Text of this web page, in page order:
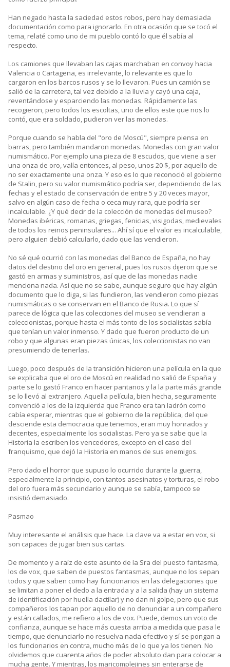
Han negado hasta la saciedad estos robos, pero hay demasiada
documentación como para ignorarlo. En otra ocasión que se tocó el
tema, relaté como uno de mi pueblo contó lo que él sabía al
respecto.
Los camiones que llevaban las cajas marchaban en convoy hacia
Valencia o Cartagena, es irrelevante, lo relevante es que lo
cargaron en los barcos rusos y se lo llevaron. Pues un camión se
salió de la carretera, tal vez debido a la lluvia y cayó una caja,
reventándose y esparciendo las monedas. Rápidamente las
recogieron, pero todos los escoltas, uno de ellos este que nos lo
contó, que era soldado, pudieron ver las monedas.
Porque cuando se habla del "oro de Moscú", siempre piensa en
barras, pero también mandaron monedas. Monedas con gran valor
numismático. Por ejemplo una pieza de 8 escudos, que viene a ser
una onza de oro, valía entonces, al peso, unos 20 $, por aquello de
no ser exactamente una onza. Y eso es lo que reconoció el gobierno
de Stalin, pero su valor numismático podría ser, dependiendo de las
fechas y el estado de conservación de entre 5 y 20 veces mayor,
salvo en algún caso de fecha o ceca muy rara, que podría ser
incalculable. ¿Y qué decir de la colección de monedas del museo?
Monedas ibéricas, romanas, griegas, fenicias, visigodas, medievales
de todos los reinos peninsulares... Ahí sí que el valor es incalculable,
pero alguien debió calcularlo, dado que las vendieron.
No sé qué ocurrió con las monedas del Banco de España, no hay
datos del destino del oro en general, pues los rusos dijeron que se
gastó en armas y suministros, así que de las monedas nadie
menciona nada. Así que no se sabe, aunque seguro que hay algún
documento que lo diga, si las fundieron, las vendieron como piezas
numismáticas o se conservan en el Banco de Rusia. Lo que sí
parece de lógica que las colecciones del museo se vendieran a
coleccionistas, porque hasta el más tonto de los socialistas sabía
que tenían un valor inmenso. Y dado que fueron producto de un
robo y que algunas eran piezas únicas, los coleccionistas no van
presumiendo de tenerlas.
Luego, poco después de la transición hicieron una película en la que
se explicaba que el oro de Moscú en realidad no salió de España y
parte se lo gastó Franco en hacer pantanos y la la parte más grande
se lo llevó al extranjero. Aquella película, bien hecha, seguramente
convenció a los de la izquierda que Franco era tan ladrón como
cabía esperar, mientras que el gobierno de la república, del que
desciende esta democracia que tenemos, eran muy honrados y
decentes, especialmente los socialistas. Pero ya se sabe que la
Historia la escriben los vencedores, excepto en el caso del
franquismo, que dejó la Historia en manos de sus enemigos.
Pero dado el horror que supuso lo ocurrido durante la guerra,
especialmente la principio, con tantos asesinatos y torturas, el robo
del oro fuera más secundario y aunque se sabía, tampoco se
insistió demasiado.
Pasmao
Muy interesante el análisis que hace. La clave va a estar en vox, si
son capaces de jugar bien sus cartas.
De momento y a raíz de este asunto de la Sra del puesto fantasma,
los de vox, que saben de puestos fantasmas, aunque no los sepan
todos y que saben como hay funcionarios en las delegaciones que
se limitan a poner el dedo a la entrada y a la salida (hay un sistema
de identificación por huella dactilar) y no dan ni golpe, pero que sus
compañeros los tapan por aquello de no denunciar a un compañero
y están callados, me refiero a los de vox. Puede, demos un voto de
confianza, aunque se hace más cuesta arriba a medida que pasa le
tiempo, que denunciarlo no resuelva nada efectivo y sí se pongan a
los funcionarios en contra, mucho más de lo que ya los tienen. No
olvidemos que cuarenta años de poder absoluto dan para colocar a
mucha gente. Y mientras, los maricomplejines sin enterarse de